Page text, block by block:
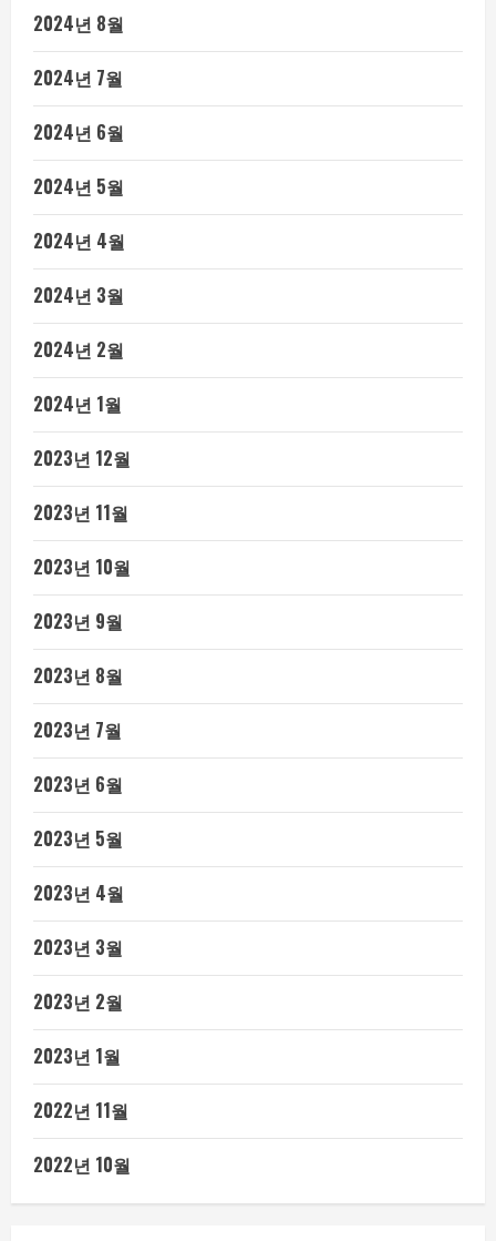
2024년 8월
2024년 7월
2024년 6월
2024년 5월
2024년 4월
2024년 3월
2024년 2월
2024년 1월
2023년 12월
2023년 11월
2023년 10월
2023년 9월
2023년 8월
2023년 7월
2023년 6월
2023년 5월
2023년 4월
2023년 3월
2023년 2월
2023년 1월
2022년 11월
2022년 10월